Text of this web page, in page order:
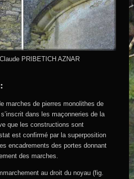
PRIBETICH AZNAR
marches de pierres monolithes de
dans les maçonneries de la
que les constructions sont
est confirmé par la superposition
encadrements des portes donnant
des marches.
au droit du noyau (fig.